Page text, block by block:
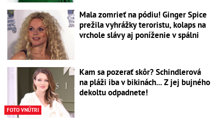
Mala zomrieť na pódiu! Ginger Spice
prežila vyhrážky teroristu, kolaps na
vrchole slávy aj poníženie v spálni
FOTO VNÚTRI
Kam sa pozerať skôr? Schindlerová
na pláži iba v bikinách... Z jej bujného
dekoltu odpadnete!